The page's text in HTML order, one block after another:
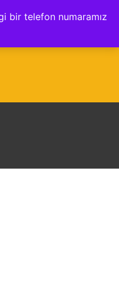
bir telefon numaramız